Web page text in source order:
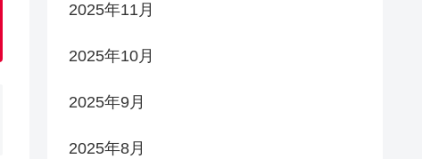
2025年11月
2025年10月
2025年9月
2025年8月